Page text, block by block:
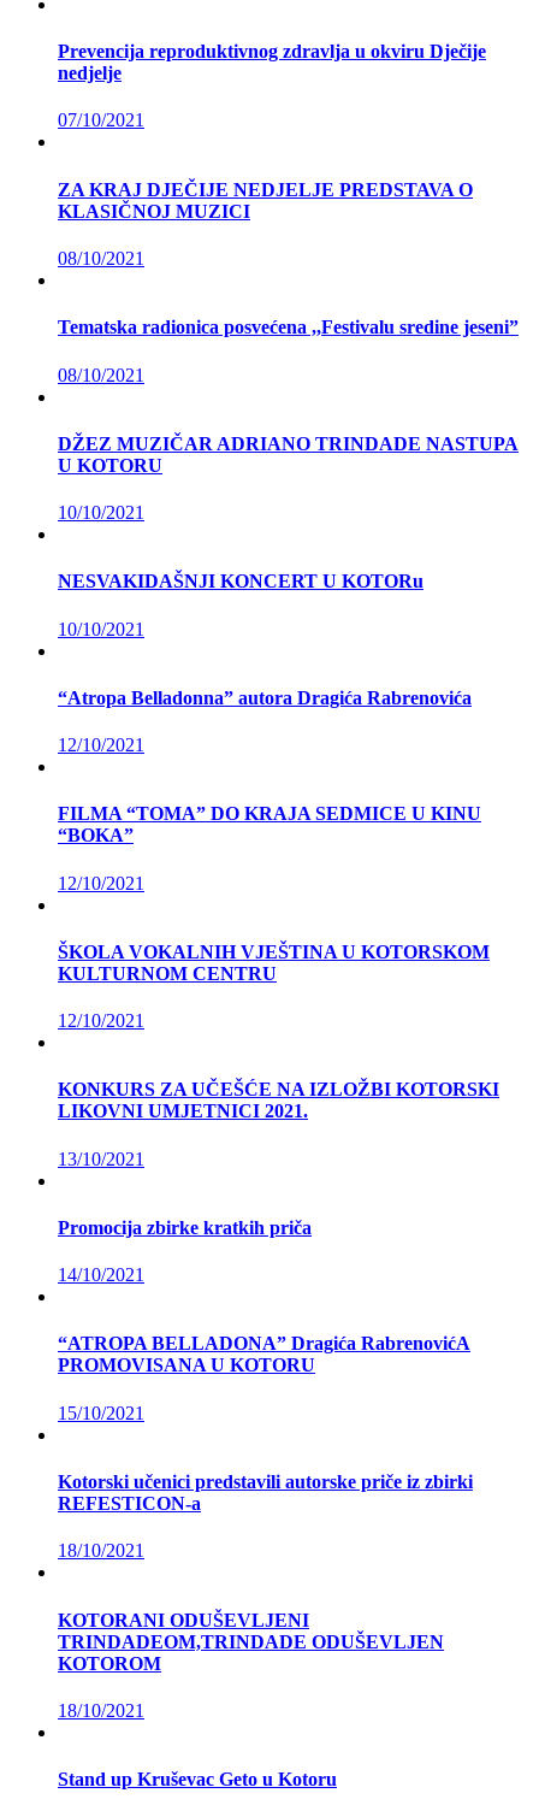
Prevencija reproduktivnog zdravlja u okviru Dječije
nedjelje
07/10/2021
ZA KRAJ DJEČIJE NEDJELJE PREDSTAVA O
KLASIČNOJ MUZICI
08/10/2021
Tematska radionica posvećena ,,Festivalu sredine jeseni”
08/10/2021
DŽEZ MUZIČAR ADRIANO TRINDADE NASTUPA
U KOTORU
10/10/2021
NESVAKIDAŠNJI KONCERT U KOTORu
10/10/2021
“Atropa Belladonna” autora Dragića Rabrenovića
12/10/2021
FILMA “TOMA” DO KRAJA SEDMICE U KINU
“BOKA”
12/10/2021
ŠKOLA VOKALNIH VJEŠTINA U KOTORSKOM
KULTURNOM CENTRU
12/10/2021
KONKURS ZA UČEŠĆE NA IZLOŽBI KOTORSKI
LIKOVNI UMJETNICI 2021.
13/10/2021
Promocija zbirke kratkih priča
14/10/2021
“ATROPA BELLADONA” Dragića RabrenovićA
PROMOVISANA U KOTORU
15/10/2021
Kotorski učenici predstavili autorske priče iz zbirki
REFESTICON-a
18/10/2021
KOTORANI ODUŠEVLJENI
TRINDADEOM,TRINDADE ODUŠEVLJEN
KOTOROM
18/10/2021
Stand up Kruševac Geto u Kotoru